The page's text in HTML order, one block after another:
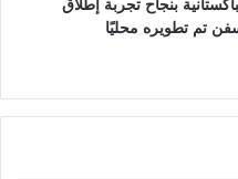
بنجاح تجربة إطلاق
تم تطويره محليًا